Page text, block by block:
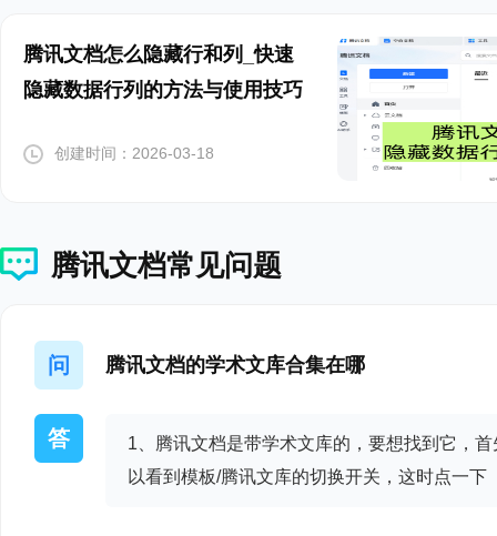
- 进一步提升性能，
- 更新安全补丁
腾讯文档 3.1.9
进一步优化性能，体
更新安全补丁。
- 进一步优化性能，
- 更新安全补丁。
腾讯文档 3.1.5
腾讯文档怎么隐藏行和列_快速
隐藏数据行列的方法与使用技巧
创建时间：2026-03-18
腾讯文档常见问题
问 腾讯文档的学术文库合集在哪
答
1、腾讯文档是带学术文库的，要想找到它，
以看到模板/腾讯文库的切换开关，这时点一